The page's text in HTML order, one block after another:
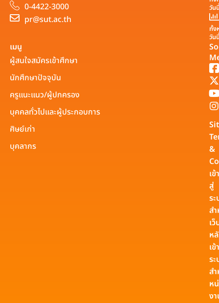
0-4422-3000
pr@sut.ac.th
วัน
ทั้ง
วัน
เมนู
ผู้สนใจสมัครเข้าศึกษา
นักศึกษาปัจจุบัน
ครูแนะแนว/ผู้ปกครอง
บุคคลทั่วไปและผู้ประกอบการ
ศิษย์เก่า
บุคลากร
&
เข้า
สู่
ร
ส
เ
ห
เข้
ร
ส
ห
ง